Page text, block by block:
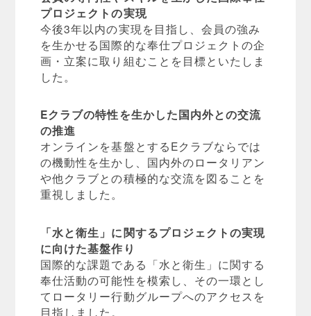
プロジェクトの実現
今後3年以内の実現を目指し、会員の強み
を生かせる国際的な奉仕プロジェクトの企
画・立案に取り組むことを目標といたしま
した。
Eクラブの特性を生かした国内外との交流
の推進
オンラインを基盤とするEクラブならでは
の機動性を生かし、国内外のロータリアン
や他クラブとの積極的な交流を図ることを
重視しました。
「水と衛生」に関するプロジェクトの実現
に向けた基盤作り
国際的な課題である「水と衛生」に関する
奉仕活動の可能性を模索し、その一環とし
てロータリー行動グループへのアクセスを
目指しました。